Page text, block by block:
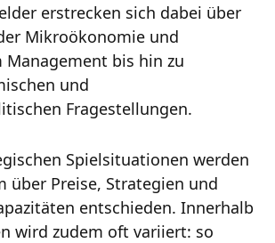
erstrecken sich dabei über
Mikroökonomie und
Management bis hin zu
und
Fragestellungen.
Spielsituationen werden
über Preise, Strategien und
entschieden. Innerhalb
wird zudem oft variiert: so